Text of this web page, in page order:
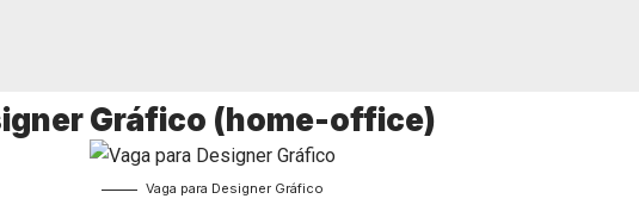
Gráfico (home-office)
Vaga para Designer Gráfico